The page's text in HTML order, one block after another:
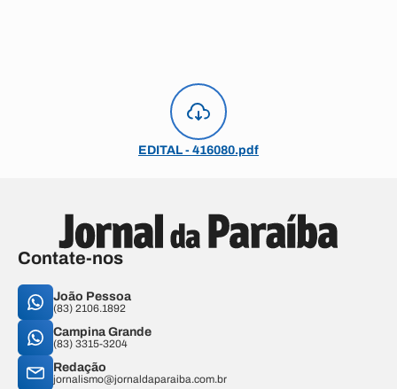
EDITAL - 416080.pdf
Contate-nos
João Pessoa
(83) 2106.1892
Campina Grande
(83) 3315-3204
Redação
jornalismo@jornaldaparaiba.com.br